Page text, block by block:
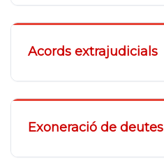
Acords extrajudicials
Exoneració de deutes